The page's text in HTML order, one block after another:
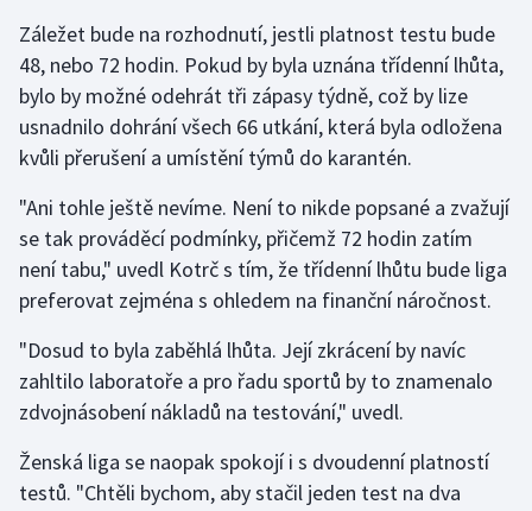
Parasport
Plavání
Ragby
Rychlobruslení
Rychlostní kanoistika
Short track
Sportovní střelba
Záležet bude na rozhodnutí, jestli platnost testu bude
48, nebo 72 hodin. Pokud by byla uznána třídenní lhůta,
bylo by možné odehrát tři zápasy týdně, což by lize
usnadnilo dohrání všech 66 utkání, která byla odložena
kvůli přerušení a umístění týmů do karantén.
"Ani tohle ještě nevíme. Není to nikde popsané a zvažují
se tak prováděcí podmínky, přičemž 72 hodin zatím
není tabu," uvedl Kotrč s tím, že třídenní lhůtu bude liga
preferovat zejména s ohledem na finanční náročnost.
"Dosud to byla zaběhlá lhůta. Její zkrácení by navíc
zahltilo laboratoře a pro řadu sportů by to znamenalo
zdvojnásobení nákladů na testování," uvedl.
Ženská liga se naopak spokojí i s dvoudenní platností
testů. "Chtěli bychom, aby stačil jeden test na dva